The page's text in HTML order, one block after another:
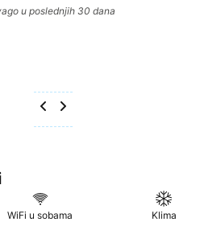
u poslednjih 30 dana
WiFi u sobama Klima